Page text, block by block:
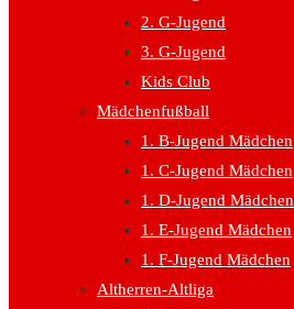
2. G-Jugend
3. G-Jugend
Kids Club
Mädchenfußball
1. B-Jugend Mädchen
1. C-Jugend Mädchen
1. D-Jugend Mädchen
1. E-Jugend Mädchen
1. F-Jugend Mädchen
Altherren-Altliga